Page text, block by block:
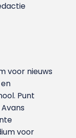
voor nieuws
Punt
voor